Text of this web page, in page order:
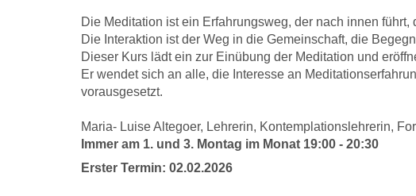
Die Meditation ist ein Erfahrungsweg, der nach innen
Die Interaktion ist der Weg in die Gemeinschaft, die
Dieser Kurs lädt ein zur Einübung der Meditation und
Er wendet sich an alle, die Interesse an
vorausgesetzt.
Maria- Luise Altegoer, Lehrerin, Kontemplationslehrerin,
Immer am 1. und 3. Montag im Monat 19:00 - 20:30
Erster Termin: 02.02.2026